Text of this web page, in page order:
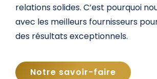
relations solides. C’est pourquoi
avec les meilleurs fournisseurs
des résultats exceptionnels.
Notre savoir-faire